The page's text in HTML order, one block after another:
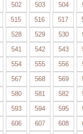
502 503 504
515 516 517
528 529 530
541 542 543
554 555 556
567 568 569
580 581 582
593 594 595
606 607 608